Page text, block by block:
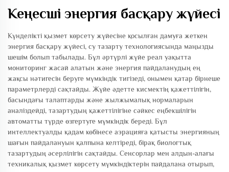
Кеңесші энергия басқару жүйесі
Күнделікті қызмет көрсету жүйесіне қосылған дамуға жеткен
энергия басқару жүйесі, су тазарту технологиясында маңызды
шешім болып табылады. Бұл әртүрлі жүйе реал уақытта
мониторинг жасай алатын және энергия пайдаланудың ең
жақсы нәтигесін беруге мүмкіндік тигізеді, онымен қатар бірнеше
параметрлерді сақтайды. Жүйе әдетте кисмектің қажеттілігін,
басындағы талаптарды және жылжымалық нормаларын
аналіздейді, тазартудың қажеттілігіне сәйкес еңбекшілігін
автоматты түрде өзгертуге мүмкіндік береді. Бұл
интеллектуалды қадам көбінесе аэрацияға қатысты энергияның
шағын пайдалануын қалпына келтіреді, бірақ биологтық
тазартудың әсерлілігін сақтайды. Сенсорлар мен алдын-алағы
техникалық қызмет көрсету мүмкіндіктерін пайдалана отырып,